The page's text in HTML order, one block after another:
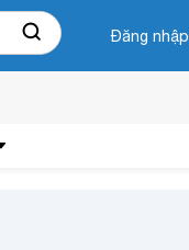
Đăng nhập